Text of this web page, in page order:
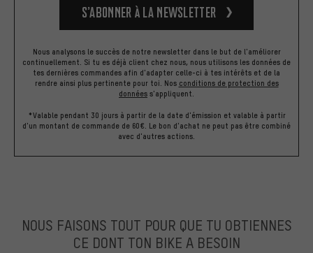
S’abonner à la newsletter
Nous analysons le succès de notre newsletter dans le but de l'améliorer
continuellement. Si tu es déjà client chez nous, nous utilisons les données de
tes dernières commandes afin d'adapter celle-ci à tes intérêts et de la
rendre ainsi plus pertinente pour toi. Nos conditions de protection des
données s'appliquent.
*Valable pendant 30 jours à partir de la date d'émission et valable à partir
d'un montant de commande de 60€. Le bon d'achat ne peut pas être combiné
avec d'autres actions.
NOUS FAISONS TOUT POUR QUE TU OBTIENNES
CE DONT TON BIKE A BESOIN